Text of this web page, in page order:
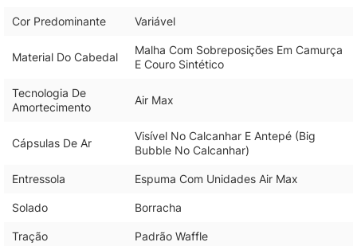
Cor Predominante Variável
Material Do Cabedal
Malha Com Sobreposições Em Camurça
E Couro Sintético
Tecnologia De
Amortecimento
Air Max
Cápsulas De Ar
Visível No Calcanhar E Antepé (Big
Bubble No Calcanhar)
Entressola Espuma Com Unidades Air Max
Solado Borracha
Tração Padrão Waffle